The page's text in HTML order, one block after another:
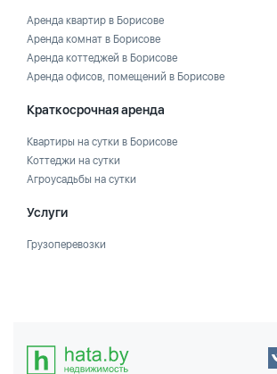
Аренда квартир в Борисове
Аренда комнат в Борисове
Аренда коттеджей в Борисове
Аренда офисов, помещений в Борисове
Краткосрочная аренда
Квартиры на сутки в Борисове
Коттеджи на сутки
Агроусадьбы на сутки
Услуги
Грузоперевозки